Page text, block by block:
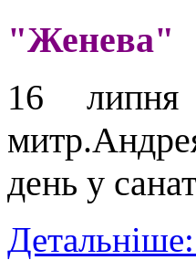
"Женева"
16 липня
день у